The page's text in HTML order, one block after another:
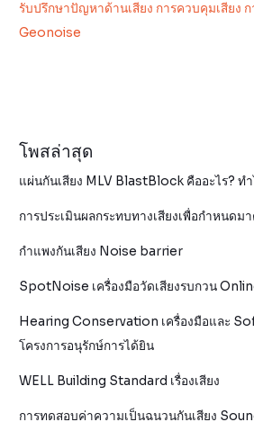
รับปรึกษาปัญหาด้านเสียง การควบคุมเสียง ก
Geonoise
โพสล่าสุด
แผ่นกันเสียง MLV BlastBlock คืออะไร? ท
การประเมินผลกระทบทางเสียงเพื่อกำหนดม
กำแพงกันเสียง Noise barrier
SpotNoise เครื่องมือวัดเสียงรบกวน
Hearing Conservation เครื่องมือและ
โครงการอนุรักษ์การได้ยิน
WELL Building Standard เรื่องเสียง
การทดสอบค่าความเป็นฉนวนกันเสียง